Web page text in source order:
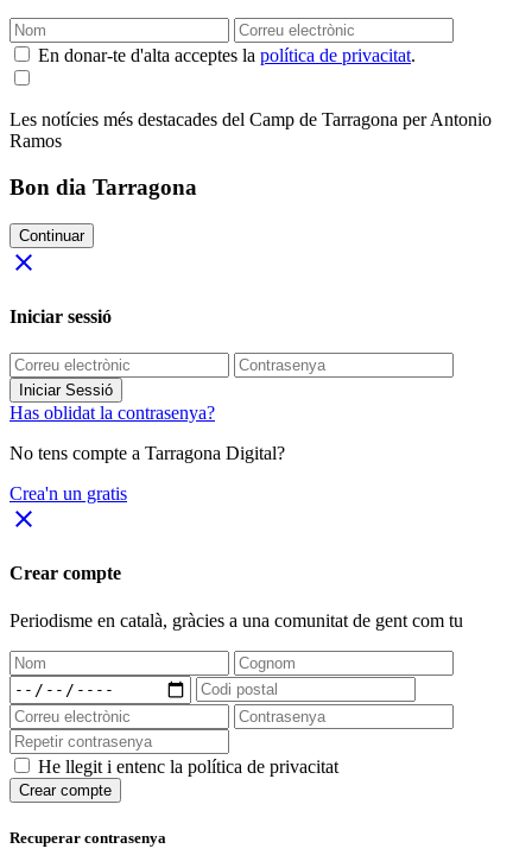
En donar-te d'alta acceptes la política de privacitat.
Les notícies més destacades del Camp de Tarragona per Antonio
Ramos
Bon dia Tarragona
Continuar
close
Iniciar sessió
Iniciar Sessió
Has oblidat la contrasenya?
No tens compte a Tarragona Digital?
Crea'n un gratis
close
Crear compte
Periodisme en català, gràcies a una comunitat de gent com tu
He llegit i entenc la política de privacitat
Crear compte
Recuperar contrasenya